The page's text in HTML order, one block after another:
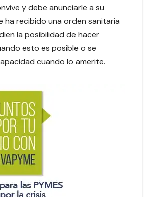
y debe anunciarle a su
ha recibido una orden sanitaria
la posibilidad de hacer
esto es posible o se
cuando lo amerite.